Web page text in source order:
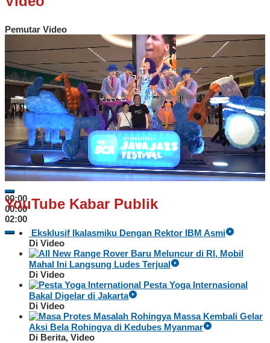
Pemutar Video
00:00
00:00
02:00
YouTube Kabar Publik
Eksklusif Ikalasmiku Dengan Rektor IBM Asmi
Di Video
Baru Meluncur di RI, Mobil
Mahal Ini Langsung Ludes Terjual
Di Video
Pesta Yoga Internasional
Bakal Digelar di Jakarta
Di Video
Massa Kembali Gelar
Aksi Bela Rohingya di Kedubes Myanmar
Di Berita, Video